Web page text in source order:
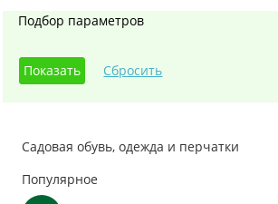
Подбор параметров
Садовая обувь, одежда и перчатки
Популярное